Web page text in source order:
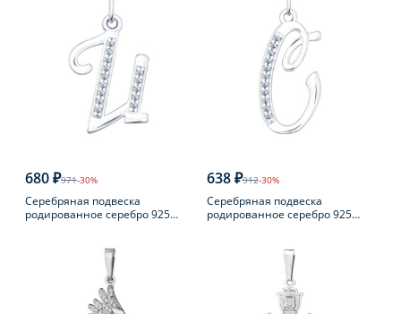
680 ₽971-30%
Серебряная подвеска
родированное серебро 925
638 ₽912-30%
Серебряная подвеска
родированное серебро 925